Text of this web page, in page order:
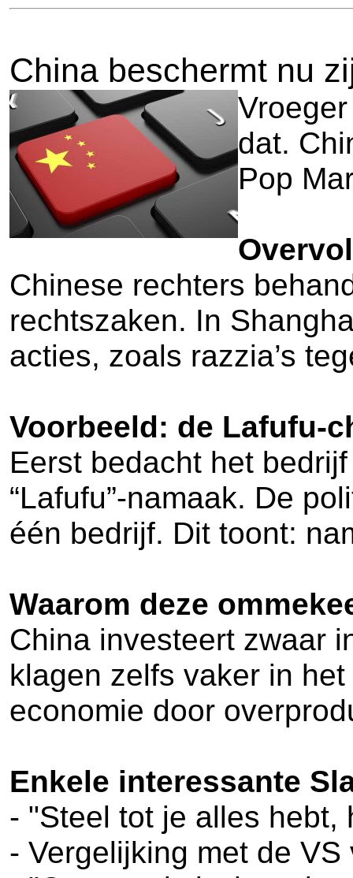
China beschermt nu
dat.
Pop
Chinese rechters
rechtszaken. In
acties, zoals razzia’s
Voorbeeld: de Lafufu-
Eerst bedacht het
“Lafufu”-namaak. De
één bedrijf. Dit toont:
Waarom deze
China investeert zwaar
klagen zelfs vaker in
economie door
Enkele interessante
- "Steel tot je alles
- Vergelijking met de